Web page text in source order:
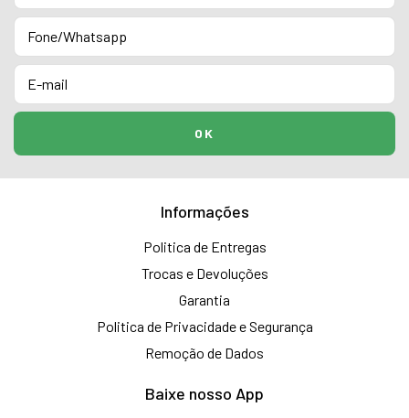
Informações
Politica de Entregas
Trocas e Devoluções
Garantia
Politica de Privacidade e Segurança
Remoção de Dados
Baixe nosso App